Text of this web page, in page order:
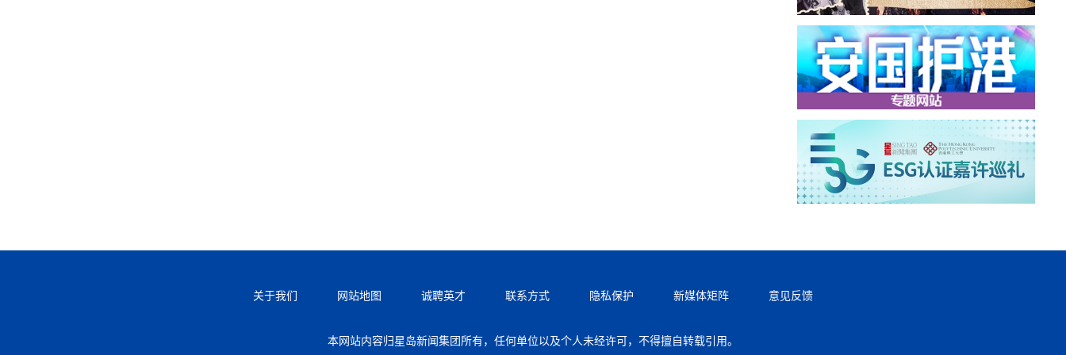
关于我们 网站地图 诚聘英才 联系方式 隐私保护 新媒体矩阵 意见反馈
本网站内容归星岛新闻集团所有，任何单位以及个人未经许可，不得擅自转载引用。